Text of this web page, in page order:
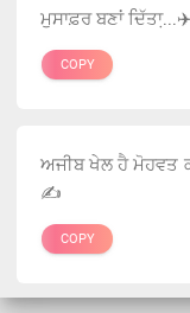
ਮੁਸਾਫ਼ਰ ਬਣਾਂ ਦਿੱਤਾ਼...✈️
COPY
ਅਜੀਬ ਖੇਲ ਹੈ ਮੋਹਵਤ
✍️
COPY